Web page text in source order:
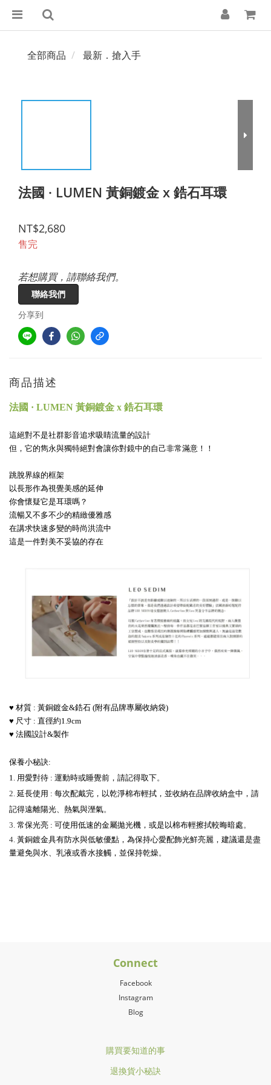
全部商品 最新．搶入手
法國 · LUMEN 黃銅鍍金 x 鋯石耳環
NT$2,680
售完
若想購買，請聯絡我們。
聯絡我們
分享到
商品描述
法國 · LUMEN 黃銅鍍金 x 鋯石耳環
這絕對不是社群影音追求吸睛流量的設計
但，它的雋永與獨特絕對會讓你對鏡中的自己非常滿意！！
跳脫界線的框架
以長形作為視覺美感的延伸
你會懷疑它是耳環嗎？
流暢又不多不少的精緻優雅感
在講求快速多變的時尚洪流中
這是一件對美不妥協的存在
♥ 材質 : 黃銅鍍金&鋯石 (附有品牌專屬收納袋)
♥ 尺寸 : 直徑約1.9cm
♥ 法國設計&製作
保養小秘訣:
1. 用愛對待 : 運動時或睡覺前，請記得取下。
2. 延長使用 : 每次配戴完，以乾淨棉布輕拭，並收納在品牌收納盒中，請
記得遠離陽光、熱氣與溼氣。
3. 常保光亮 : 可使用低速的金屬拋光機，或是以棉布輕擦拭較晦暗處。
4. 黃銅鍍金具有防水與低敏優點，為保持心愛配飾光鮮亮麗，建議還是盡
量避免與水、乳液或香水接觸，並保持乾燥。
Connect
Facebook
Instagram
Blog
購買要知道的事
退換貨小秘訣